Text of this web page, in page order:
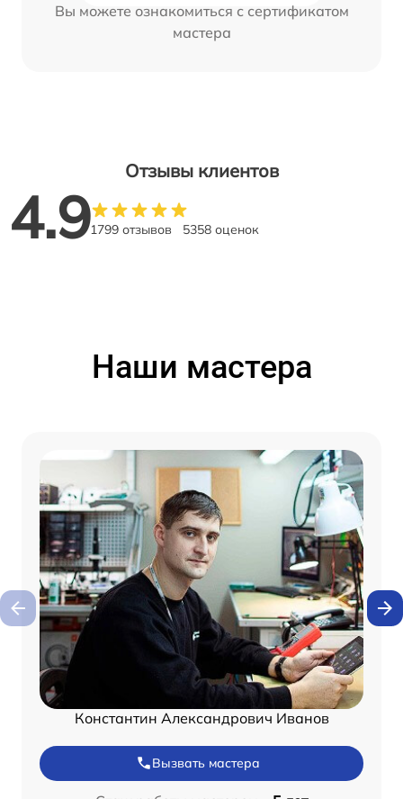
Вы можете ознакомиться с сертификатом
мастера
Отзывы клиентов
4.91799 отзывов 5358 оценок
Наши мастера
Константин Александрович Иванов
Вызвать мастера